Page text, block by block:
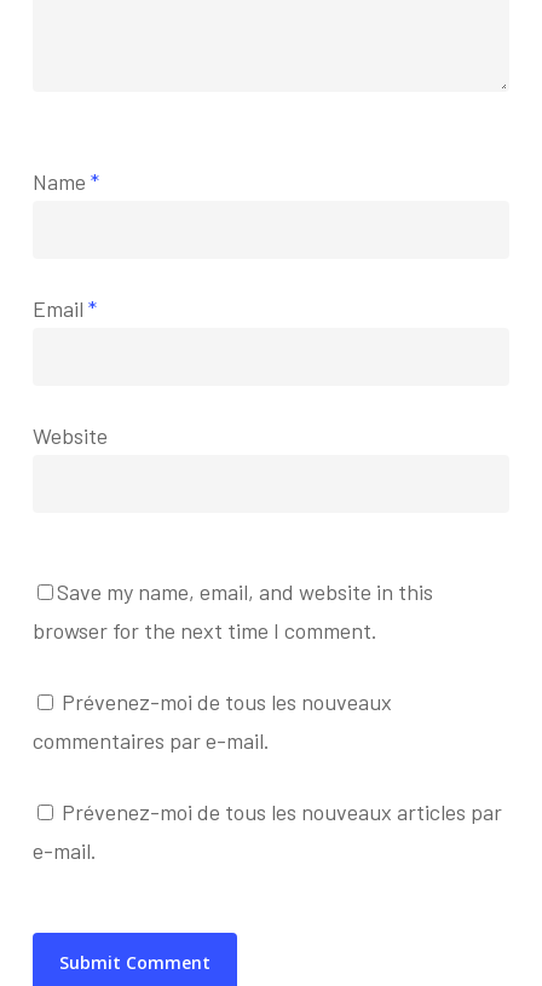
Name *
Email *
Website
Save my name, email, and website in this
browser for the next time I comment.
Prévenez-moi de tous les nouveaux
commentaires par e-mail.
Prévenez-moi de tous les nouveaux articles par
e-mail.